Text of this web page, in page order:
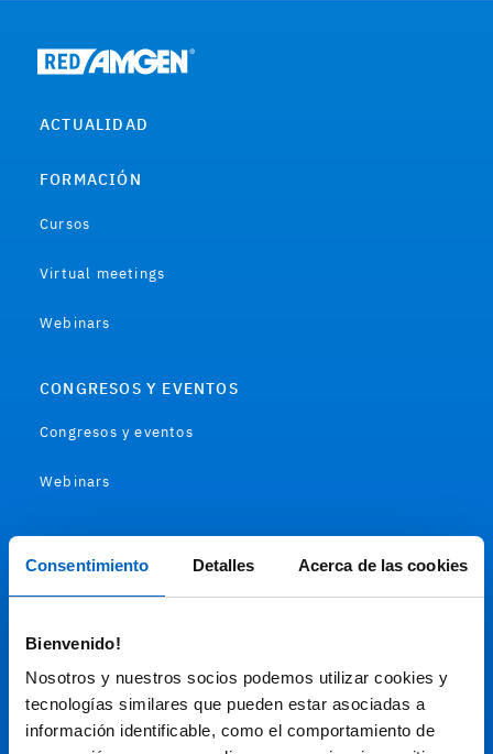
Consentimiento Detalles Acerca de las cookies
Bienvenido!
Nosotros y nuestros socios podemos utilizar cookies y
tecnologías similares que pueden estar asociadas a
información identificable, como el comportamiento de
ACTUALIDAD
FORMACIÓN
Cursos
Virtual meetings
Webinars
CONGRESOS Y EVENTOS
Congresos y eventos
Webinars
Recursos científicos
Soportes
Audiovisual
Espacio de Información Médica